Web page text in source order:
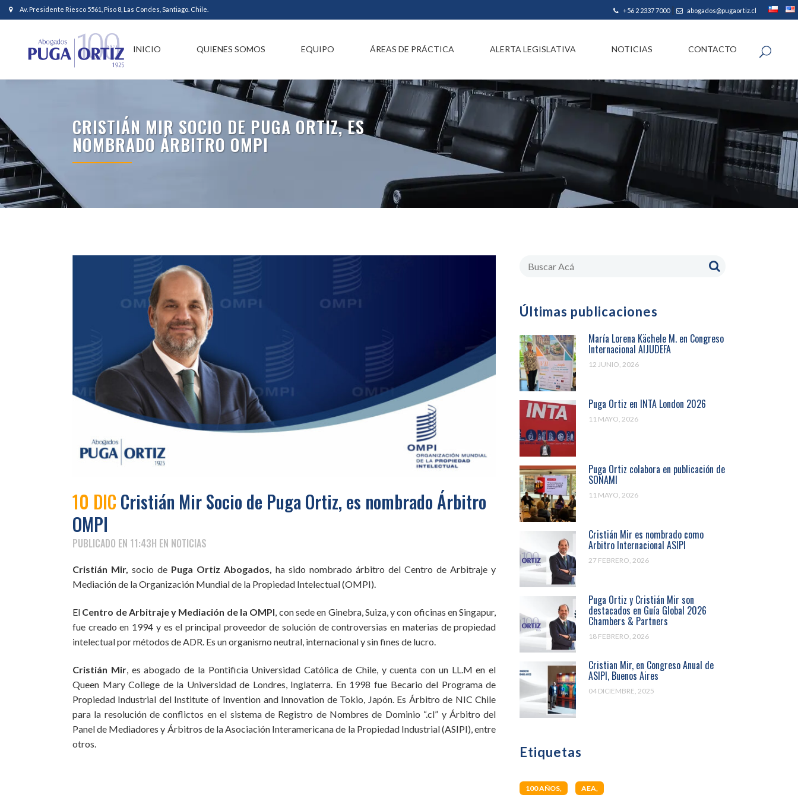
Av. Presidente Riesco 5561, Piso 8, Las Condes, Santiago. Chile. +56 2 2337 7000| abogados@pugaortiz.cl
INICIO QUIENES SOMOS EQUIPO ÁREAS DE PRÁCTICA ALERTA LEGISLATIVA NOTICIAS CONTACTO
CRISTIÁN MIR SOCIO DE PUGA ORTIZ, ES
NOMBRADO ÁRBITRO OMPI
10 DIC Cristián Mir Socio de Puga Ortiz, es nombrado Árbitro
OMPI
PUBLICADO EN 11:43H EN NOTICIAS
Cristián Mir, socio de Puga Ortiz Abogados, ha sido nombrado árbitro del Centro de Arbitraje y
Mediación de la Organización Mundial de la Propiedad Intelectual (OMPI).
El Centro de Arbitraje y Mediación de la OMPI, con sede en Ginebra, Suiza, y con oficinas en Singapur,
fue creado en 1994 y es el principal proveedor de solución de controversias en materias de propiedad
intelectual por métodos de ADR. Es un organismo neutral, internacional y sin fines de lucro.
Cristián Mir, es abogado de la Pontificia Universidad Católica de Chile, y cuenta con un LL.M en el
Queen Mary College de la Universidad de Londres, Inglaterra. En 1998 fue Becario del Programa de
Propiedad Industrial del Institute of Invention and Innovation de Tokio, Japón. Es Árbitro de NIC Chile
para la resolución de conflictos en el sistema de Registro de Nombres de Dominio “.cl” y Árbitro del
Panel de Mediadores y Árbitros de la Asociación Interamericana de la Propiedad Industrial (ASIPI), entre
otros.
Últimas publicaciones
María Lorena Kächele M. en Congreso
Internacional AIJUDEFA
12 JUNIO, 2026
Puga Ortiz en INTA London 2026
11 MAYO, 2026
Puga Ortiz colabora en publicación de
SONAMI
11 MAYO, 2026
Cristián Mir es nombrado como
Arbitro Internacional ASIPI
27 FEBRERO, 2026
Puga Ortiz y Cristián Mir son
destacados en Guía Global 2026
Chambers & Partners
18 FEBRERO, 2026
Cristian Mir, en Congreso Anual de
ASIPI, Buenos Aires
04 DICIEMBRE, 2025
Etiquetas
100 AÑOS AEA